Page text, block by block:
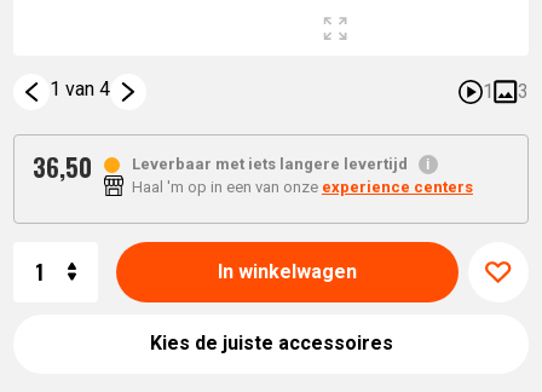
1 van 4 1 3
36,50
Leverbaar met iets langere levertijd
Haal 'm op in een van onze experience centers
In winkelwagen
Kies de juiste accessoires